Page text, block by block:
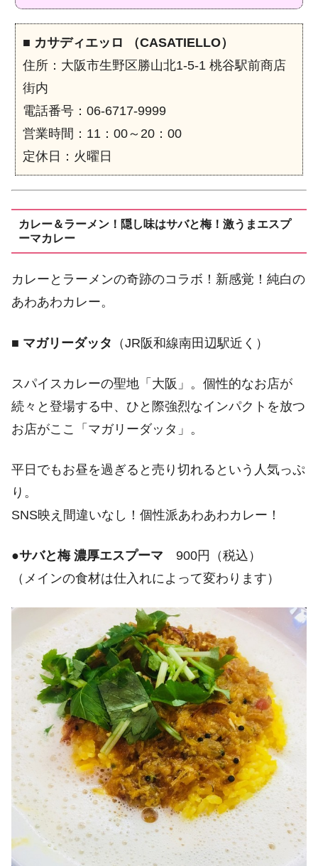
■ カサディエッロ （CASATIELLO）
住所：大阪市生野区勝山北1-5-1 桃谷駅前商店
街内
電話番号：06-6717-9999
営業時間：11：00～20：00
定休日：火曜日
カレー＆ラーメン！隠し味はサバと梅！激うまエスプ
ーマカレー
カレーとラーメンの奇跡のコラボ！新感覚！純白の
あわあわカレー。
■ マガリーダッタ （JR阪和線南田辺駅近く）
スパイスカレーの聖地「大阪」。個性的なお店が
続々と登場する中、ひと際強烈なインパクトを放つ
お店がここ「マガリーダッタ」。
平日でもお昼を過ぎると売り切れるという人気っぷ
り。
SNS映え間違いなし！個性派あわあわカレー！
●サバと梅 濃厚エスプーマ 900円（税込）
（メインの食材は仕入れによって変わります）